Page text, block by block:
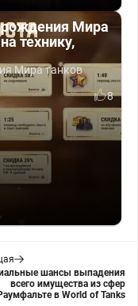
рождения Мира
технику,
Мира танков
8
шансы выпадения
всего имущества из сфер
в World of Tanks